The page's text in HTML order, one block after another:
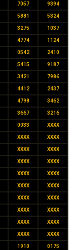
7057 9394
5881 5324
3275 1037
4774 1124
0542 2410
5415 9187
3421 7986
4412 2437
4798 3462
3667 3216
0033 XXXX
XXXX XXXX
XXXX XXXX
XXXX XXXX
XXXX XXXX
XXXX XXXX
XXXX XXXX
XXXX XXXX
XXXX XXXX
XXXX XXXX
1910 0175